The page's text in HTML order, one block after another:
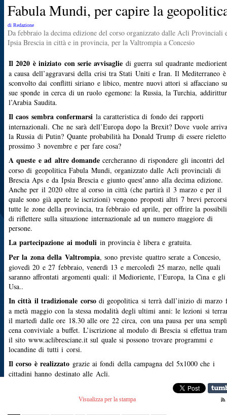
Fabula Mundi, per capire la
di Redazione
Da febbraio la decima edizione del corso organizzato dalle Acli Provinciali
Ipsia Brescia in città e in provincia, per la Valtrompia a Concesio
Il 2020 è iniziato con serie avvisaglie di guerra sul quadrante
a causa dell’aggravarsi della crisi tra Stati Uniti e Iran. Il Mediterraneo è
sconvolto dai conflitti siriano e libico, mentre nuovi attori si affacciano
sue sponde in cerca di un ruolo egemone: la Russia, la Turchia,
l’Arabia Saudita.
Il caos sembra confermarsi la caratteristica di fondo dei rapporti
internazionali. Che ne sarà dell’Europa dopo la Brexit? Dove vuole
la Russia di Putin? Quante probabilità ha Donald Trump di essere
prossimo 3 novembre e per fare cosa?
A queste e ad altre domande cercheranno di rispondere gli incontri del
corso di geopolitica Fabula Mundi, organizzato dalle Acli provinciali di
Brescia Aps e da Ipsia Brescia e giunto quest’anno alla decima edizione.
Anche per il 2020 oltre al corso in città (che partirà il 3 marzo e per il
quale sono già aperte le iscrizioni) vengono proposti altri 7 brevi
tutte le zone della provincia, tra febbraio ed aprile, per offrire la
di riflettere sulla situazione internazionale ad un numero maggiore di
persone.
La partecipazione ai moduli in provincia è libera e gratuita.
Per la zona della Valtrompia, sono previste quattro serate a Concesio,
giovedì 20 e 27 febbraio, venerdì 13 e mercoledì 25 marzo, nelle quali
saranno affrontati argomenti quali: il Medioriente, l’Europa, la Cina e gli
Usa..
In città il tradizionale corsodi geopolitica si terrà dall’inizio di marzo
a metà maggio con la stessa modalità degli ultimi anni: le lezioni si
il martedì dalle ore 18.30 alle ore 22 circa, con una pausa per una
cena conviviale a buffet. L’iscrizione al modulo di Brescia si effettua
il sito www.aclibresciane.it sul quale si possono trovare programmi e
locandine di tutti i corsi.
Il corso è realizzato grazie ai fondi della campagna del 5x1000 che i
cittadini hanno destinato alle Acli.
Visualizza per la stampa